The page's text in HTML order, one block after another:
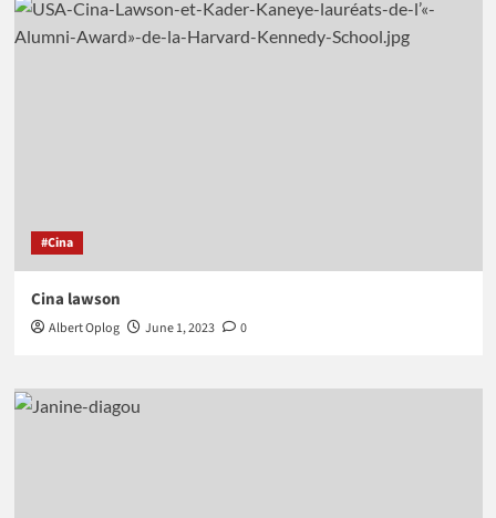
#Cina
Cina lawson
Albert Oplog June 1, 2023 0